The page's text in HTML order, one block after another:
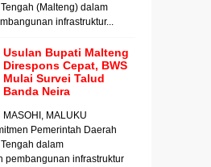
(Malteng) dalam
infrastruktur...
Usulan Bupati Malteng
Direspons Cepat, BWS
Mulai Survei Talud
Banda Neira
MASOHI, MALUKU
Pemerintah Daerah
dalam
pembangunan infrastruktur